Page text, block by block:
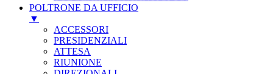
POLTRONE DA UFFICIO
▼
ACCESSORI
PRESIDENZIALI
ATTESA
RIUNIONE